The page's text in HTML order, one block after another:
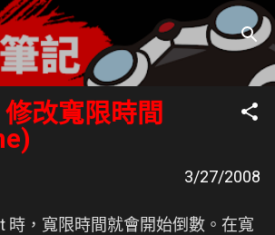
跳到主要內容
筆記
修改寬限時間
3/27/2008
時，寬限時間就會開始倒數。在寬